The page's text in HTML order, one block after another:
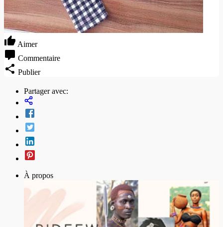
Aimer
Commentaire
Publier
Partager avec:
À propos